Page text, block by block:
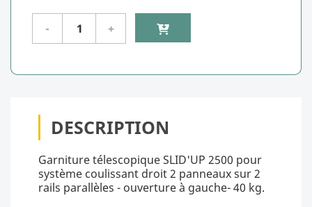
DESCRIPTION
Garniture télescopique SLID'UP 2500 pour
système coulissant droit 2 panneaux sur 2
rails parallèles - ouverture à gauche- 40 kg.